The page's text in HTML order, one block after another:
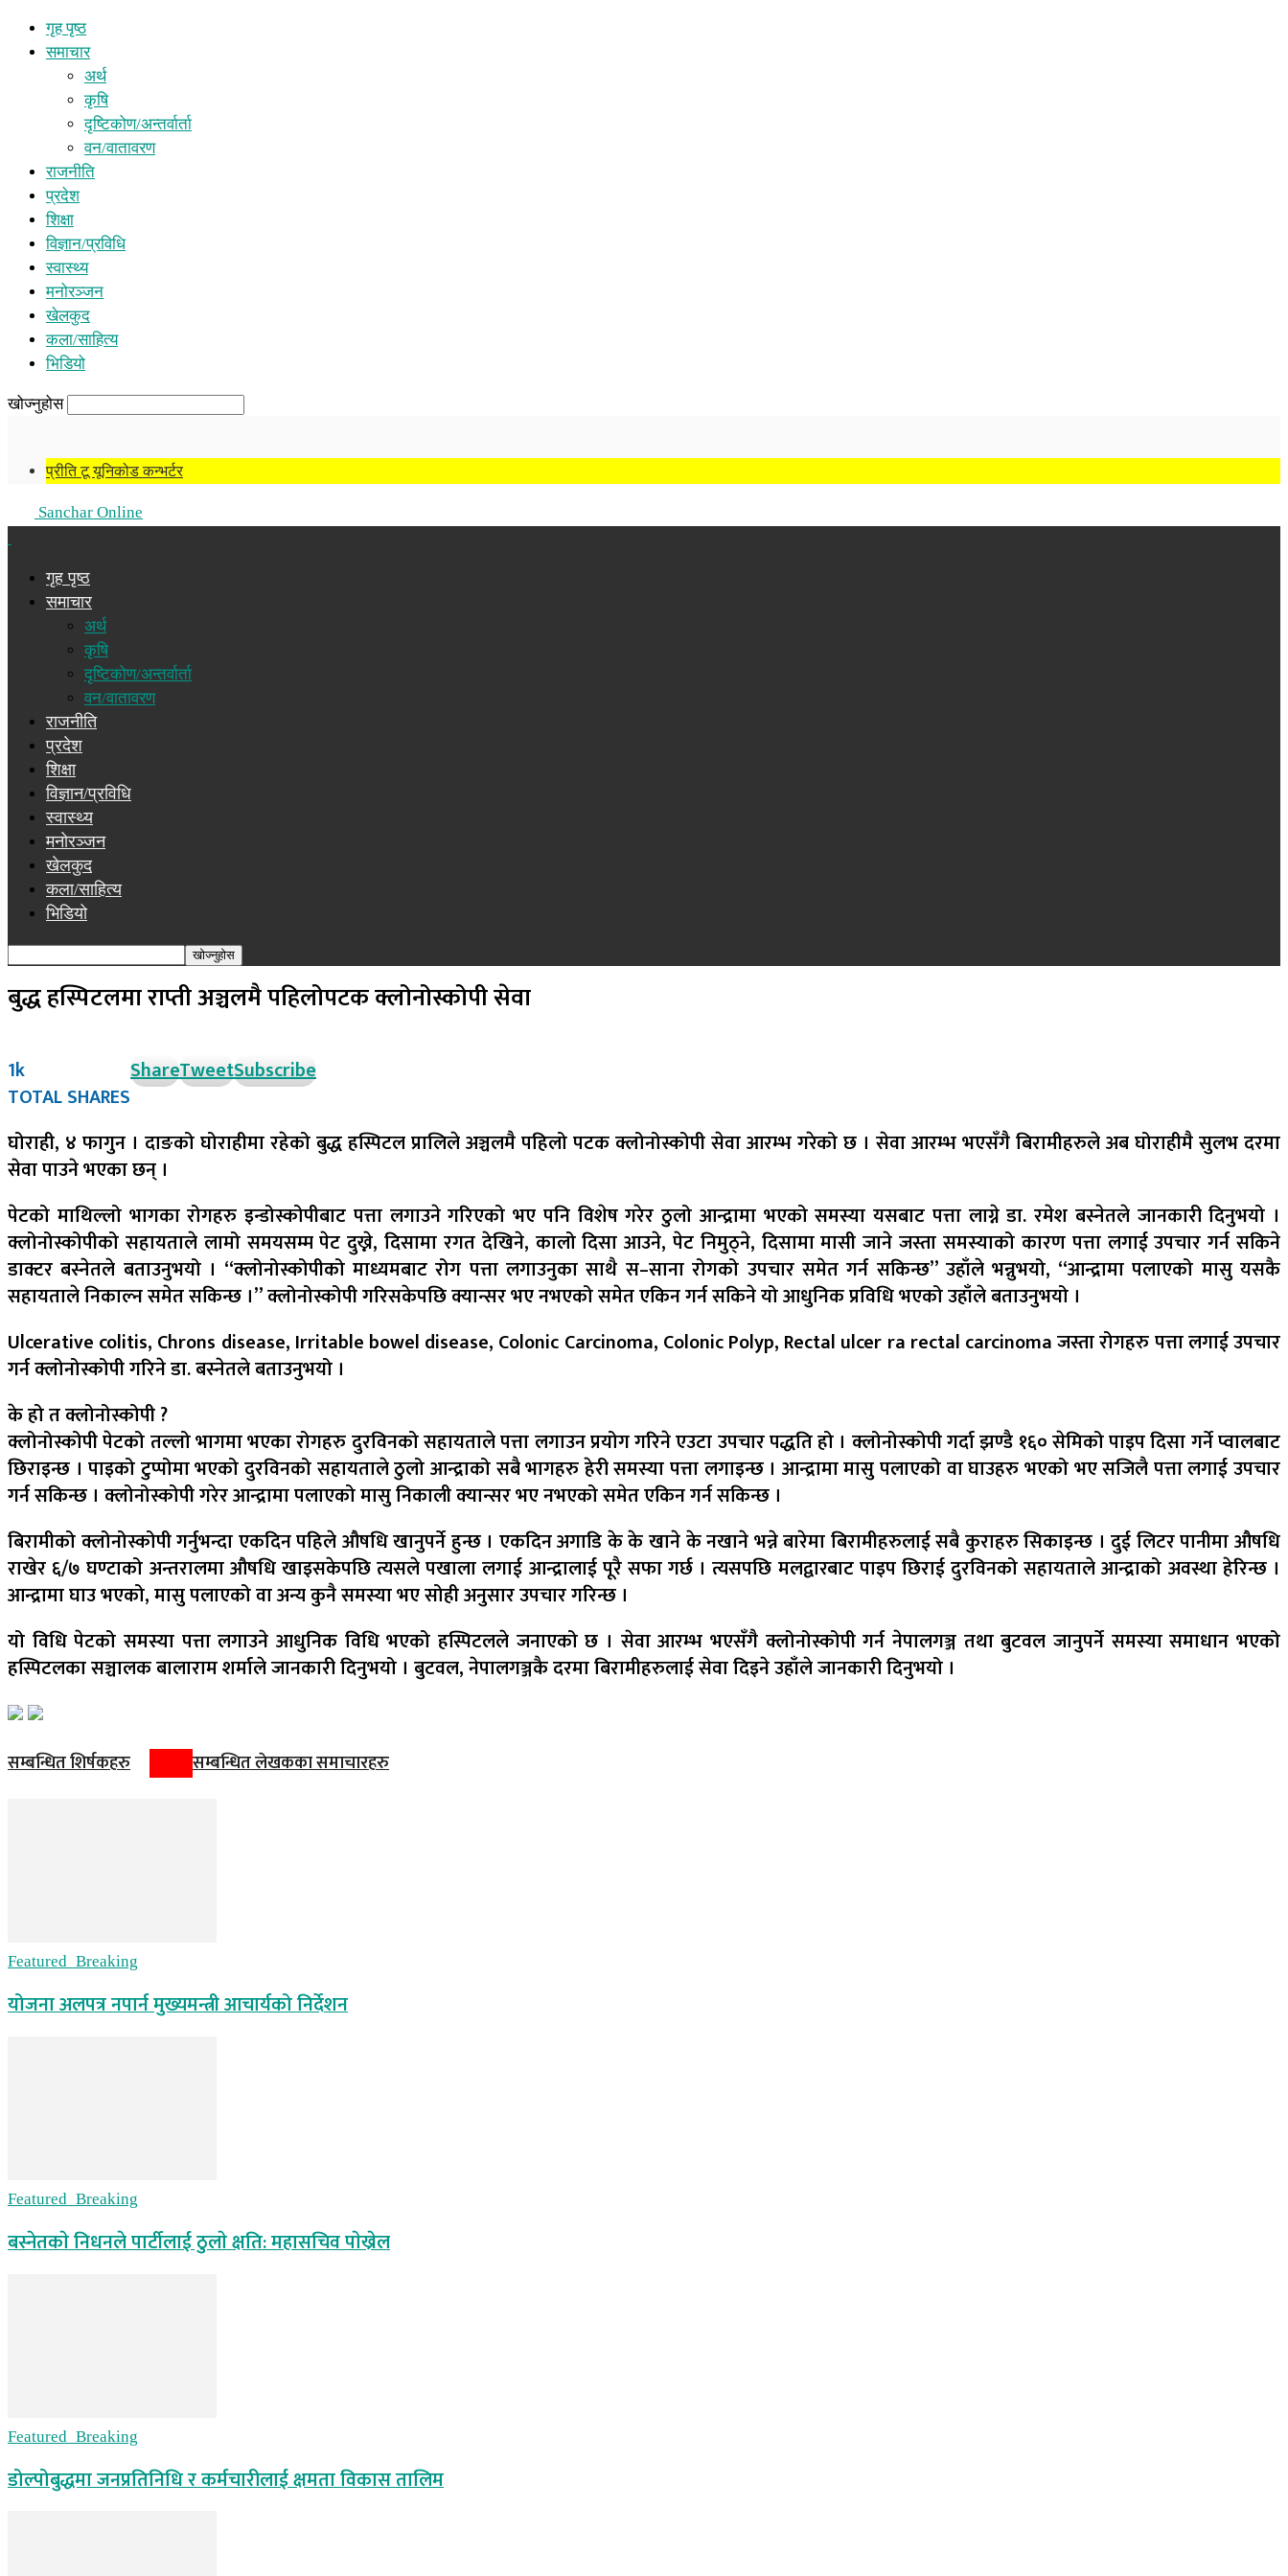
गृह पृष्ठ
समाचार
अर्थ
कृषि
दृष्टिकोण/अन्तर्वार्ता
वन/वातावरण
राजनीति
प्रदेश
शिक्षा
विज्ञान/प्रविधि
स्वास्थ्य
मनोरञ्जन
खेलकुद
कला/साहित्य
भिडियो
खोज्नुहोस
प्रीति टू यूनिकोड कन्भर्टर
Sanchar Online
गृह पृष्ठ
समाचार
अर्थ
कृषि
दृष्टिकोण/अन्तर्वार्ता
वन/वातावरण
राजनीति
प्रदेश
शिक्षा
विज्ञान/प्रविधि
स्वास्थ्य
मनोरञ्जन
खेलकुद
कला/साहित्य
भिडियो
बुद्ध हस्पिटलमा राप्ती अञ्चलमै पहिलोपटक क्लोनोस्कोपी सेवा
1k
TOTAL SHARES
ShareTweetSubscribe
घोराही, ४ फागुन । दाङको घोराहीमा रहेको बुद्ध हस्पिटल प्रालिले अञ्चलमै पहिलो पटक क्लोनोस्कोपी सेवा आरम्भ गरेको छ । सेवा आरम्भ भएसँगै बिरामीहरुले अब घोराहीमै सुलभ दरमा
सेवा पाउने भएका छन् ।
पेटको माथिल्लो भागका रोगहरु इन्डोस्कोपीबाट पत्ता लगाउने गरिएको भए पनि विशेष गरेर ठुलो आन्द्रामा भएको समस्या यसबाट पत्ता लाग्ने डा. रमेश बस्नेतले जानकारी दिनुभयो ।
क्लोनोस्कोपीको सहायताले लामो समयसम्म पेट दुख्ने, दिसामा रगत देखिने, कालो दिसा आउने, पेट निमुठ्ने, दिसामा मासी जाने जस्ता समस्याको कारण पत्ता लगाई उपचार गर्न सकिने
डाक्टर बस्नेतले बताउनुभयो । “क्लोनोस्कोपीको माध्यमबाट रोग पत्ता लगाउनुका साथै स–साना रोगको उपचार समेत गर्न सकिन्छ” उहाँले भन्नुभयो, “आन्द्रामा पलाएको मासु यसकै
सहायताले निकाल्न समेत सकिन्छ ।” क्लोनोस्कोपी गरिसकेपछि क्यान्सर भए नभएको समेत एकिन गर्न सकिने यो आधुनिक प्रविधि भएको उहाँले बताउनुभयो ।
Ulcerative colitis, Chrons disease, Irritable bowel disease, Colonic Carcinoma, Colonic Polyp, Rectal ulcer ra rectal carcinoma जस्ता रोगहरु पत्ता लगाई उपचार
गर्न क्लोनोस्कोपी गरिने डा. बस्नेतले बताउनुभयो ।
के हो त क्लोनोस्कोपी ?
क्लोनोस्कोपी पेटको तल्लो भागमा भएका रोगहरु दुरविनको सहायताले पत्ता लगाउन प्रयोग गरिने एउटा उपचार पद्धति हो । क्लोनोस्कोपी गर्दा झण्डै १६० सेमिको पाइप दिसा गर्ने प्वालबाट
छिराइन्छ । पाइको टुप्पोमा भएको दुरविनको सहायताले ठुलो आन्द्राको सबै भागहरु हेरी समस्या पत्ता लगाइन्छ । आन्द्रामा मासु पलाएको वा घाउहरु भएको भए सजिलै पत्ता लगाई उपचार
गर्न सकिन्छ । क्लोनोस्कोपी गरेर आन्द्रामा पलाएको मासु निकाली क्यान्सर भए नभएको समेत एकिन गर्न सकिन्छ ।
बिरामीको क्लोनोस्कोपी गर्नुभन्दा एकदिन पहिले औषधि खानुपर्ने हुन्छ । एकदिन अगाडि के के खाने के नखाने भन्ने बारेमा बिरामीहरुलाई सबै कुराहरु सिकाइन्छ । दुई लिटर पानीमा औषधि
राखेर ६/७ घण्टाको अन्तरालमा औषधि खाइसकेपछि त्यसले पखाला लगाई आन्द्रालाई पूरै सफा गर्छ । त्यसपछि मलद्वारबाट पाइप छिराई दुरविनको सहायताले आन्द्राको अवस्था हेरिन्छ ।
आन्द्रामा घाउ भएको, मासु पलाएको वा अन्य कुनै समस्या भए सोही अनुसार उपचार गरिन्छ ।
यो विधि पेटको समस्या पत्ता लगाउने आधुनिक विधि भएको हस्पिटलले जनाएको छ । सेवा आरम्भ भएसँगै क्लोनोस्कोपी गर्न नेपालगञ्ज तथा बुटवल जानुपर्ने समस्या समाधान भएको
हस्पिटलका सञ्चालक बालाराम शर्माले जानकारी दिनुभयो । बुटवल, नेपालगञ्जकै दरमा बिरामीहरुलाई सेवा दिइने उहाँले जानकारी दिनुभयो ।
सम्बन्धित शिर्षकहरु सम्बन्धित लेखकका समाचारहरु
Featured_Breaking
योजना अलपत्र नपार्न मुख्यमन्त्री आचार्यको निर्देशन
Featured_Breaking
बस्नेतकाे निधनले पार्टीलाई ठुलाे क्षति: महासचिव पाेख्रेल
Featured_Breaking
डोल्पोबुद्धमा जनप्रतिनिधि र कर्मचारीलाई क्षमता विकास तालिम